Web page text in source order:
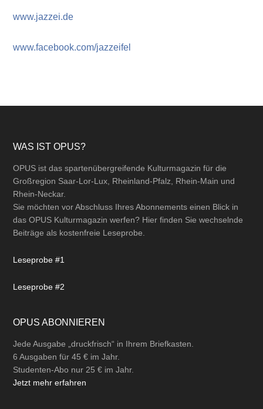
www.jazzei.de
www.facebook.com/jazzeifel
Footer
WAS IST OPUS?
OPUS ist das spartenübergreifende Kulturmagazin für die
Großregion Saar-Lor-Lux, Rheinland-Pfalz, Rhein-Main und
Rhein-Neckar.
Sie möchten vor Abschluss Ihres Abonnements einen Blick in
das OPUS Kulturmagazin werfen? Hier finden Sie wechselnde
Beiträge als kostenfreie Leseprobe.
Leseprobe #1
Leseprobe #2
OPUS ABONNIEREN
Jede Ausgabe „druckfrisch“ in Ihrem Briefkasten.
6 Ausgaben für 45 € im Jahr.
Studenten-Abo nur 25 € im Jahr.
Jetzt mehr erfahren